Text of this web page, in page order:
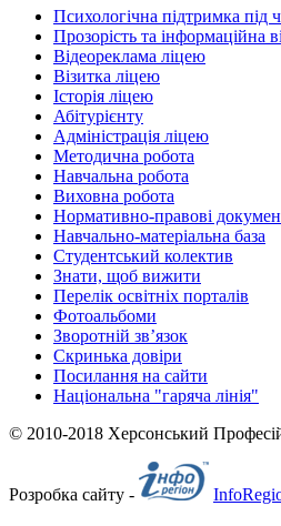
Психологічна підтримка під
Прозорість та інформаційна
Відеореклама ліцею
Візитка ліцею
Історія ліцею
Абітурієнту
Адміністрація ліцею
Методична робота
Навчальна робота
Виховна робота
Нормативно-правові
Навчально-матеріальна база
Студентський колектив
Знати, щоб вижити
Перелік освітніх порталів
Фотоальбоми
Зворотній зв’язок
Скринька довіри
Посилання на сайти
Національна "гаряча лінія"
© 2010-2018 Херсонський
Розробка сайту -